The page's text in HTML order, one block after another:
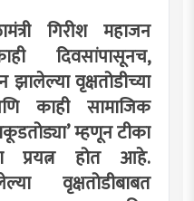
गिरीश महाजन
दिवसांपासूनच,
झालेल्या वृक्षतोडीच्या
काही सामाजिक
म्हणून टीका
प्रयत्न होत आहे.
वृक्षतोडीबाबत